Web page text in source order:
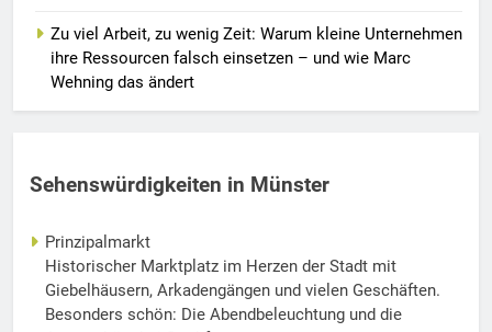
Zu viel Arbeit, zu wenig Zeit: Warum kleine Unternehmen
ihre Ressourcen falsch einsetzen – und wie Marc
Wehning das ändert
Sehenswürdigkeiten in Münster
Prinzipalmarkt
Historischer Marktplatz im Herzen der Stadt mit
Giebelhäusern, Arkadengängen und vielen Geschäften.
Besonders schön: Die Abendbeleuchtung und die